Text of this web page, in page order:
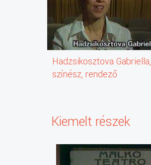
Hadzsikosztova Gabriella,
színész, rendező
Kiemelt részek